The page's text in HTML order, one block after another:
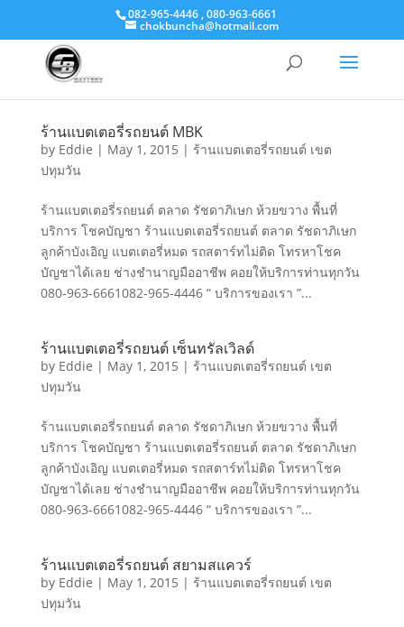
082-965-4446 , 080-963-6661
chokbuncha@hotmail.com
ร้านแบตเตอรี่รถยนต์ MBK
by Eddie | May 1, 2015 | ร้านแบตเตอรี่รถยนต์ เขต
ปทุมวัน
ร้านแบตเตอรี่รถยนต์ ตลาด รัชดาภิเษก ห้วยขวาง พื้นที่
บริการ โชคบัญชา ร้านแบตเตอรี่รถยนต์ ตลาด รัชดาภิเษก
ลูกค้าบังเอิญ แบตเตอรี่หมด รถสตาร์ทไม่ติด โทรหาโชค
บัญชาได้เลย ช่างชำนาญมืออาชีพ คอยให้บริการท่านทุกวัน
080-963-6661082-965-4446 “ บริการของเรา ”...
ร้านแบตเตอรี่รถยนต์ เซ็นทรัลเวิลด์
by Eddie | May 1, 2015 | ร้านแบตเตอรี่รถยนต์ เขต
ปทุมวัน
ร้านแบตเตอรี่รถยนต์ ตลาด รัชดาภิเษก ห้วยขวาง พื้นที่
บริการ โชคบัญชา ร้านแบตเตอรี่รถยนต์ ตลาด รัชดาภิเษก
ลูกค้าบังเอิญ แบตเตอรี่หมด รถสตาร์ทไม่ติด โทรหาโชค
บัญชาได้เลย ช่างชำนาญมืออาชีพ คอยให้บริการท่านทุกวัน
080-963-6661082-965-4446 “ บริการของเรา ”...
ร้านแบตเตอรี่รถยนต์ สยามสแควร์
by Eddie | May 1, 2015 | ร้านแบตเตอรี่รถยนต์ เขต
ปทุมวัน